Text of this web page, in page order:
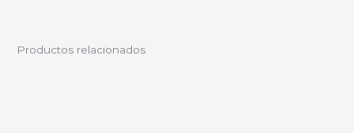
Productos relacionados